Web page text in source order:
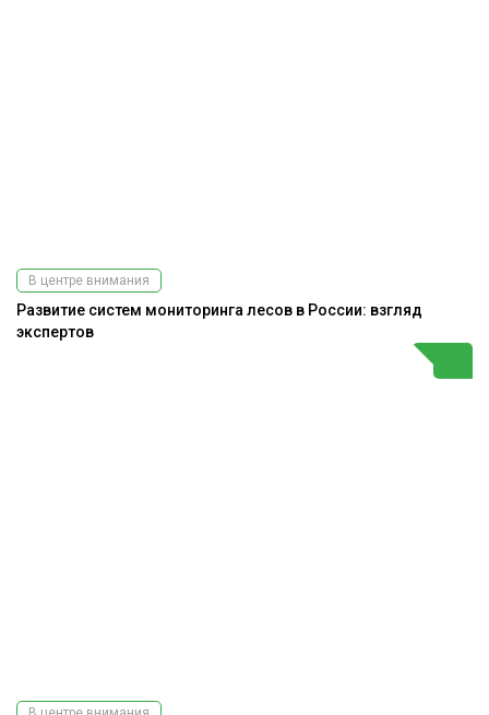
В центре внимания
Развитие систем мониторинга лесов в России: взгляд
экспертов